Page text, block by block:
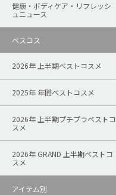
健康・ボディケア・リフレッシ
ュニュース
ベスコス
2026年 上半期ベストコスメ
2025年 年間ベストコスメ
2026年 上半期プチプラベストコ
スメ
2026年 GRAND 上半期ベストコ
スメ
アイテム別